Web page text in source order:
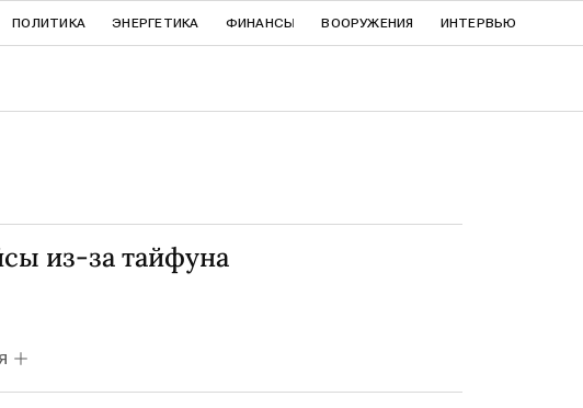
ПОЛИТИКА ЭНЕРГЕТИКА ФИНАНСЫ ВООРУЖЕНИЯ ИНТЕРВЬЮ
из-за тайфуна